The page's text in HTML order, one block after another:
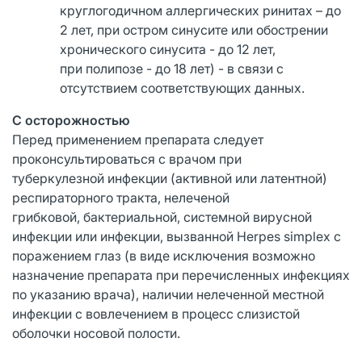
круглогодичном аллергических ринитах – до
2 лет, при остром синусите или обострении
хронического синусита - до 12 лет,
при полипозе - до 18 лет) - в связи с
отсутствием соответствующих данных.
С осторожностью
Перед применением препарата следует
проконсультироваться с врачом при
туберкулезной инфекции (активной или латентной)
респираторного тракта, нелеченой
грибковой, бактериальной, системной вирусной
инфекции или инфекции, вызванной Herpes simplex с
поражением глаз (в виде исключения возможно
назначение препарата при перечисленных инфекциях
по указанию врача), наличии нелеченной местной
инфекции с вовлечением в процесс слизистой
оболочки носовой полости.